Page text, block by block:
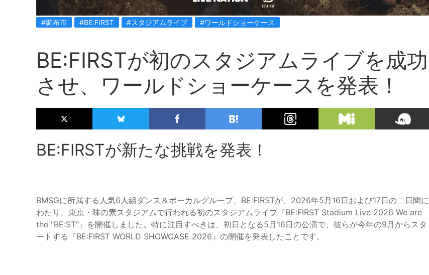
#調布市 #BE:FIRST #スタジアムライブ #ワールドショーケース
BE:FIRSTが初のスタジアムライブを成功
させ、ワールドショーケースを発表！
BE:FIRSTが新たな挑戦を発表！
BMSGに所属する人気6人組ダンス＆ボーカルグループ、BE:FIRSTが、2026年5月16日および17日の二日間に
わたり、東京・味の素スタジアムで行われる初のスタジアムライブ『BE:FIRST Stadium Live 2026 We are
the "BE:ST"』を開催しました。特に注目すべきは、初日となる5月16日の公演で、彼らが今年の9月からスタ
ートする『BE:FIRST WORLD SHOWCASE 2026』の開催を発表したことです。